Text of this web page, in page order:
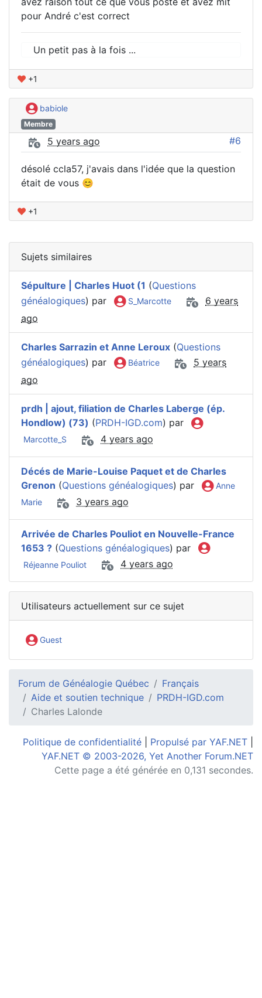
pour André c'est correct
Un petit pas à la fois ...
+1
babiole
Membre
5 years ago #6
désolé ccla57, j'avais dans l'idée que la question
était de vous 😊
+1
Sujets similaires
Sépulture | Charles Huot (1 (Questions
généalogiques) par S_Marcotte
6 years
ago
Charles Sarrazin et Anne Leroux (Questions
généalogiques) par Béatrice
5 years
ago
prdh | ajout, filiation de Charles Laberge (ép.
Hondlow) (73) (PRDH-IGD.com) par
Marcotte_S 4 years ago
Décés de Marie-Louise Paquet et de Charles
Grenon (Questions généalogiques) par
Anne
Marie
3 years ago
Arrivée de Charles Pouliot en Nouvelle-France
1653 ? (Questions généalogiques) par
Réjeanne Pouliot 4 years ago
Utilisateurs actuellement sur ce sujet
Guest
Forum de Généalogie Québec
Français
Aide et soutien technique
PRDH-IGD.com
Charles Lalonde
Politique de confidentialité Propulsé par YAF.NET
YAF.NET © 2003-2026, Yet Another Forum.NET
Cette page a été générée en 0,131 secondes.